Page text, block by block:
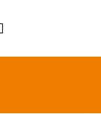
Nákupní
NÁBYTEK